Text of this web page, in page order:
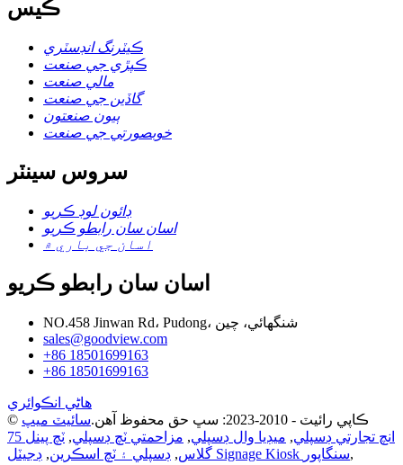
ڪيس
ڪيٽرنگ انڊسٽري
ڪپڙي جي صنعت
مالي صنعت
گاڏين جي صنعت
ٻيون صنعتون
خوبصورتي جي صنعت
سروس سينٽر
ڊائون لوڊ ڪريو
اسان سان رابطو ڪريو
اسان جي باري ۾
اسان سان رابطو ڪريو
NO.458 Jinwan Rd، Pudong، شنگھائي، چين
sales@goodview.com
+86 18501699163
+86 18501699163
هاڻي انڪوائري
© ڪاپي رائيٽ - 2010-2023: سڀ حق محفوظ آهن.
سائيٽ ميپ
75 انچ تجارتي ڊسپلي, ميڊيا وال ڊسپلي, مزاحمتي ٽچ ڊسپلي, ٽچ پينل
گلاس, ڊسپلي ۽ ٽچ اسڪرين, ڊجيٽل Signage Kiosk سنگاپور,